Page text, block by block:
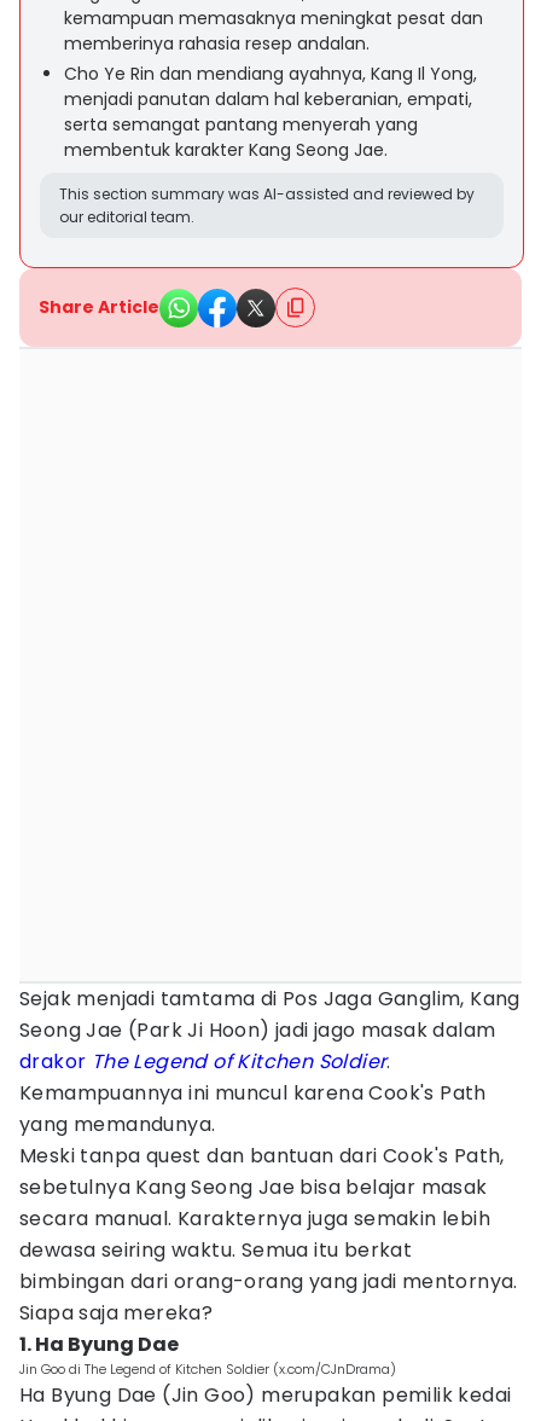
kemampuan memasaknya meningkat pesat dan
memberinya rahasia resep andalan.
Cho Ye Rin dan mendiang ayahnya, Kang Il Yong,
menjadi panutan dalam hal keberanian, empati,
serta semangat pantang menyerah yang
membentuk karakter Kang Seong Jae.
This section summary was AI-assisted and reviewed by
our editorial team.
Share Article
Sejak menjadi tamtama di Pos Jaga Ganglim, Kang
Seong Jae (Park Ji Hoon) jadi jago masak dalam
drakor The Legend of Kitchen Soldier.
Kemampuannya ini muncul karena Cook's Path
yang memandunya.
Meski tanpa quest dan bantuan dari Cook's Path,
sebetulnya Kang Seong Jae bisa belajar masak
secara manual. Karakternya juga semakin lebih
dewasa seiring waktu. Semua itu berkat
bimbingan dari orang-orang yang jadi mentornya.
Siapa saja mereka?
1. Ha Byung Dae
Jin Goo di The Legend of Kitchen Soldier (x.com/CJnDrama)
Ha Byung Dae (Jin Goo) merupakan pemilik kedai